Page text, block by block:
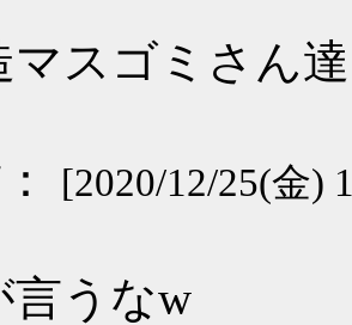
マスゴミさん
[2020/12/25(金)
言うなw